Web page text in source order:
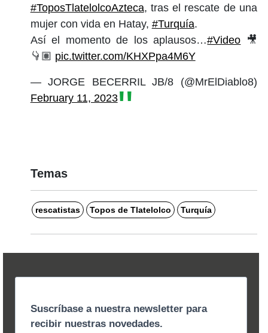
#ToposTlatelolcoAzteca, tras el rescate de una
mujer con vida en Hatay, #Turquía.
Así el momento de los aplausos…#Video 🎥
👇🏽 pic.twitter.com/KHXPpa4M6Y
— JORGE BECERRIL JB/8 (@MrElDiablo8)
February 11, 2023
Temas
rescatistas Topos de Tlatelolco Turquía